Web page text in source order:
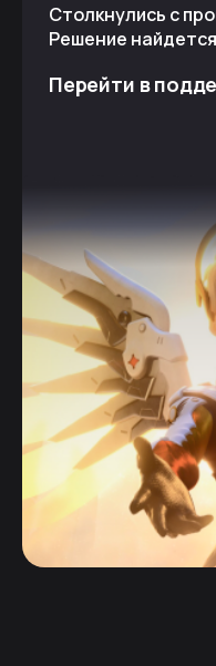
Столкнулись с
Решение
Перейти в